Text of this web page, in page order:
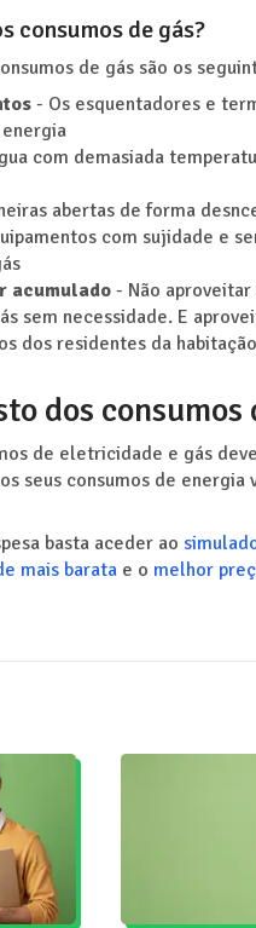
consumos de gás?
de gás são os
- Os esquentadores e
com demasiada
abertas de forma
com sujidade e
acumulado - Não
sem necessidade. E
dos residentes da
dos
de eletricidade e gás
seus consumos de
basta aceder ao
mais barata e o melhor